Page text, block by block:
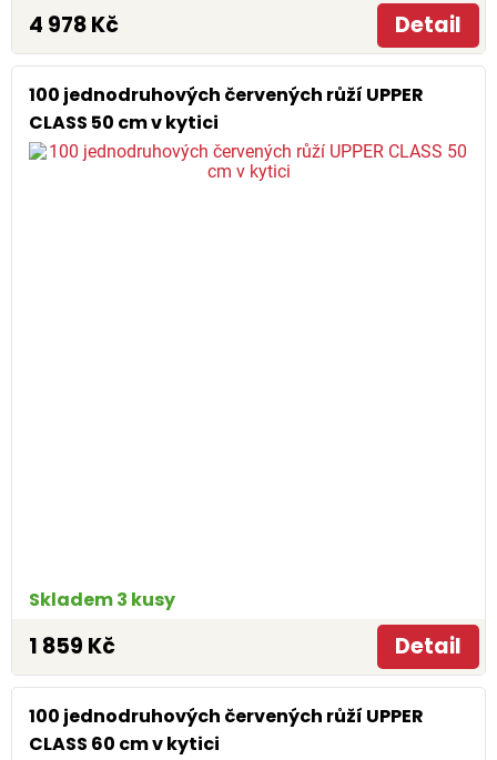
4 978 Kč Detail
100 jednodruhových červených růží UPPER
CLASS 50 cm v kytici
Skladem 3 kusy
1 859 Kč Detail
100 jednodruhových červených růží UPPER
CLASS 60 cm v kytici